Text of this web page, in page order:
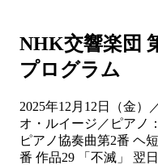
NHK交響楽団
プログラム
2025年12月12日（金
オ・ルイージ／ピアノ
ピアノ協奏曲第2番 ヘ
番 作品29 「不滅」 翌